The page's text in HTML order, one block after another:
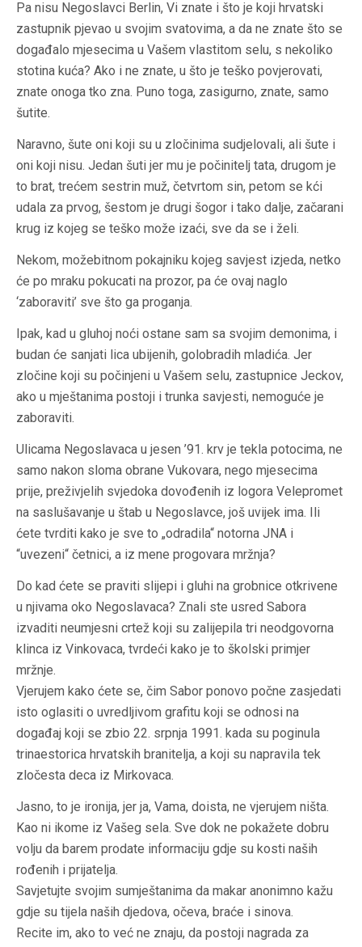
Pa nisu Negoslavci Berlin, Vi znate i što je koji hrvatski
zastupnik pjevao u svojim svatovima, a da ne znate što se
događalo mjesecima u Vašem vlastitom selu, s nekoliko
stotina kuća? Ako i ne znate, u što je teško povjerovati,
znate onoga tko zna. Puno toga, zasigurno, znate, samo
šutite.
Naravno, šute oni koji su u zločinima sudjelovali, ali šute i
oni koji nisu. Jedan šuti jer mu je počinitelj tata, drugom je
to brat, trećem sestrin muž, četvrtom sin, petom se kći
udala za prvog, šestom je drugi šogor i tako dalje, začarani
krug iz kojeg se teško može izaći, sve da se i želi.
Nekom, možebitnom pokajniku kojeg savjest izjeda, netko
će po mraku pokucati na prozor, pa će ovaj naglo
‘zaboraviti’ sve što ga proganja.
Ipak, kad u gluhoj noći ostane sam sa svojim demonima, i
budan će sanjati lica ubijenih, golobradih mladića. Jer
zločine koji su počinjeni u Vašem selu, zastupnice Jeckov,
ako u mještanima postoji i trunka savjesti, nemoguće je
zaboraviti.
Ulicama Negoslavaca u jesen ’91. krv je tekla potocima, ne
samo nakon sloma obrane Vukovara, nego mjesecima
prije, preživjelih svjedoka dovođenih iz logora Velepromet
na saslušavanje u štab u Negoslavce, još uvijek ima. Ili
ćete tvrditi kako je sve to „odradila“ notorna JNA i
“uvezeni“ četnici, a iz mene progovara mržnja?
Do kad ćete se praviti slijepi i gluhi na grobnice otkrivene
u njivama oko Negoslavaca? Znali ste usred Sabora
izvaditi neumjesni crtež koji su zalijepila tri neodgovorna
klinca iz Vinkovaca, tvrdeći kako je to školski primjer
mržnje.
Vjerujem kako ćete se, čim Sabor ponovo počne zasjedati
isto oglasiti o uvredljivom grafitu koji se odnosi na
događaj koji se zbio 22. srpnja 1991. kada su poginula
trinaestorica hrvatskih branitelja, a koji su napravila tek
zločesta deca iz Mirkovaca.
Jasno, to je ironija, jer ja, Vama, doista, ne vjerujem ništa.
Kao ni ikome iz Vašeg sela. Sve dok ne pokažete dobru
volju da barem prodate informaciju gdje su kosti naših
rođenih i prijatelja.
Savjetujte svojim sumještanima da makar anonimno kažu
gdje su tijela naših djedova, očeva, braće i sinova.
Recite im, ako to već ne znaju, da postoji nagrada za